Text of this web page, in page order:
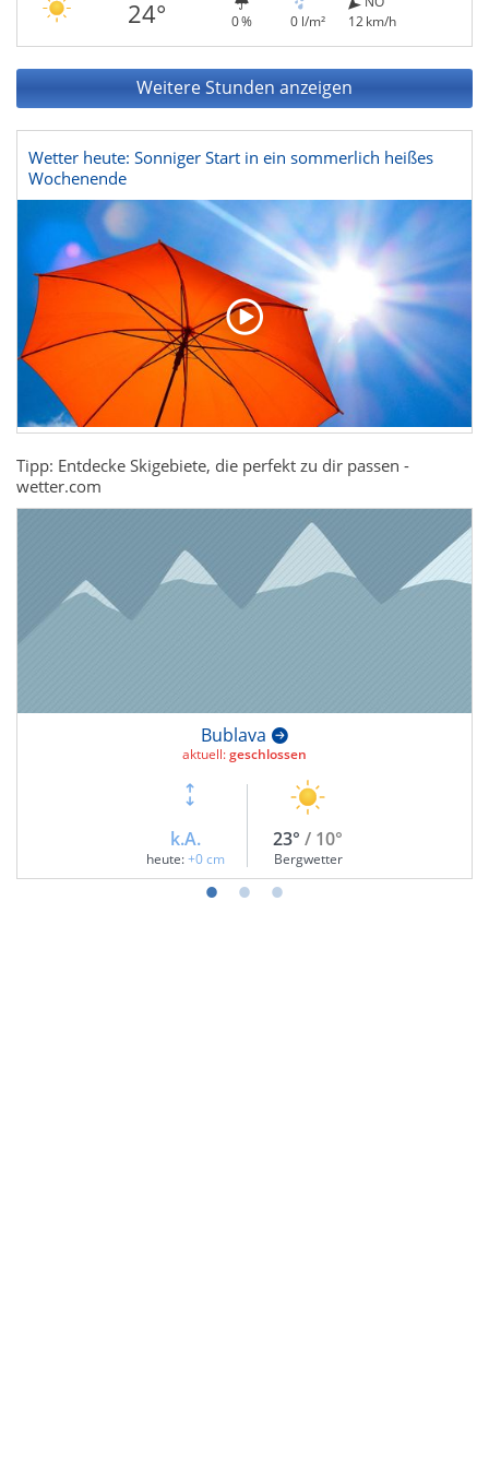
24° 0 % 0 l/m²
12 km/h
Weitere Stunden anzeigen
Wetter heute: Sonniger Start in ein sommerlich heißes
Wochenende
Tipp: Entdecke Skigebiete, die perfekt zu dir passen -
wetter.com
Bublava
aktuell:geschlossen
k.A.
heute:+0 cm
23° / 10°
Bergwetter